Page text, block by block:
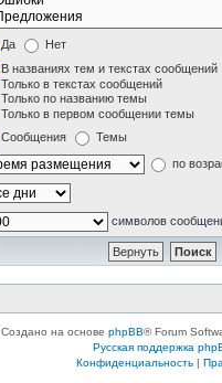
Да Нет
В названиях тем и текстах сообщений
Только в текстах сообщений
Только по названию темы
Только в первом сообщении темы
Сообщения Темы
по
символов
Создано на основе phpBB® Forum
Русская поддержка
Конфиденциальность|